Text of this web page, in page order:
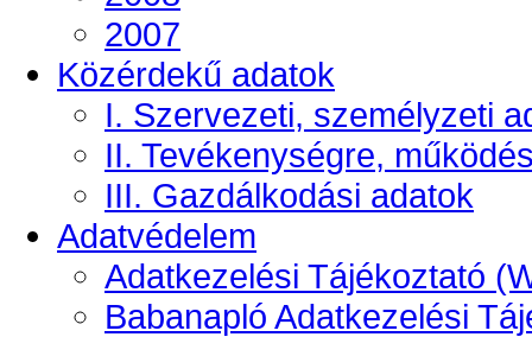
2007
Közérdekű adatok
I. Szervezeti, személyzeti
II. Tevékenységre,
III. Gazdálkodási adatok
Adatvédelem
Adatkezelési Tájékoztató
Babanapló Adatkezelési